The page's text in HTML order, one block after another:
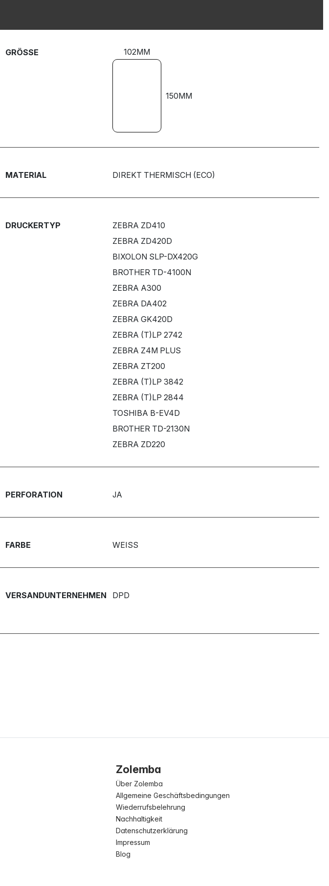
GRÖSSE 102MM
150MM
MATERIAL DIREKT THERMISCH (ECO)
DRUCKERTYP
ZEBRA ZD410
ZEBRA ZD420D
BIXOLON SLP-DX420G
BROTHER TD-4100N
ZEBRA A300
ZEBRA DA402
ZEBRA GK420D
ZEBRA (T)LP 2742
ZEBRA Z4M PLUS
ZEBRA ZT200
ZEBRA (T)LP 3842
ZEBRA (T)LP 2844
TOSHIBA B-EV4D
BROTHER TD-2130N
ZEBRA ZD220
PERFORATION JA
FARBE WEISS
VERSANDUNTERNEHMEN DPD
Zolemba
Über Zolemba
Allgemeine Geschäftsbedingungen
Wiederrufsbelehrung
Nachhaltigkeit
Datenschutzerklärung
Impressum
Blog